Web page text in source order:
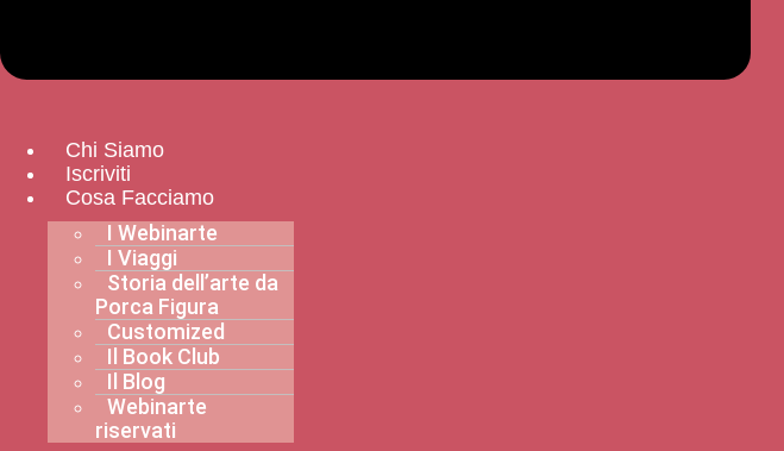
Chi Siamo
Iscriviti
Cosa Facciamo
I Webinarte
I Viaggi
Storia dell’arte da
Porca Figura
Customized
Il Book Club
Il Blog
Webinarte
riservati